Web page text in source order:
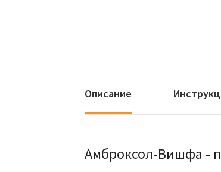
Описание
Амброксол-Вишфа -